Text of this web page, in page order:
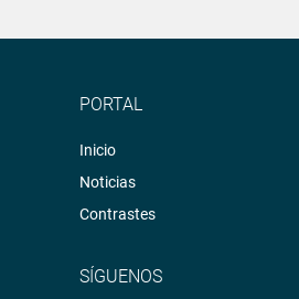
PORTAL
Inicio
Noticias
Contrastes
SÍGUENOS